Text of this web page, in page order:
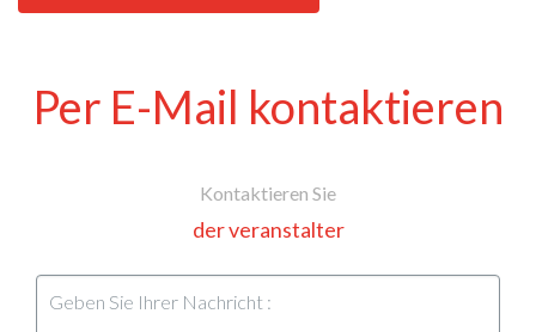
Per E-Mail kontaktieren
Kontaktieren Sie
der veranstalter